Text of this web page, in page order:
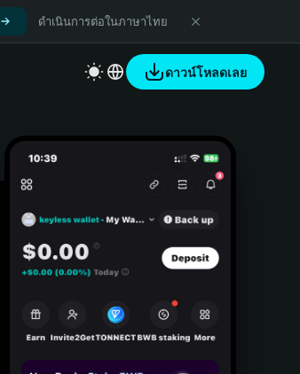
ดำเนินการต่อในภาษาไทย
ดาวน์โหลดเลย